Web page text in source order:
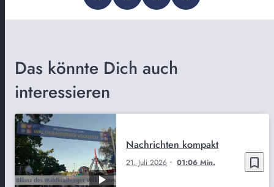
Das könnte Dich auch
interessieren
bookmark_border
21. Juli 2026 01:06 Min.
Nachrichten kompakt